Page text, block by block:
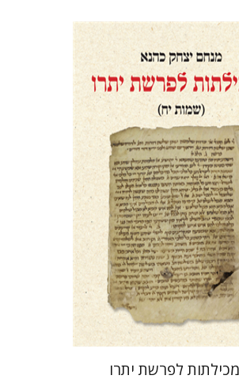
יצחק כהנא
הנחת אתר ספר מודפס
$46
$41
לפרשת יתרו